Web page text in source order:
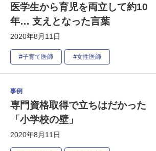
医学生から育児を両立して約10
年… 支えとなった言葉
2020年8月11日
#子育て医師 #女性医師
事例
専門資格取得で立ちはだかった
「小学校の壁」
2020年8月11日